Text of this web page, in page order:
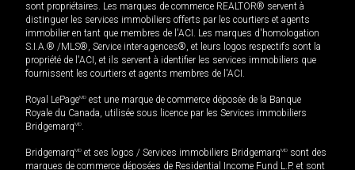
sont propriétaires. Les marques de commerce REALTOR® servent à
distinguer les services immobiliers offerts par les courtiers et agents
immobilier en tant que membres de l'ACI. Les marques d'homologation
S.I.A.® /MLS®, Service inter-agences®, et leurs logos respectifs sont la
propriété de l'ACI, et ils servent à identifier les services immobiliers que
fournissent les courtiers et agents membres de l'ACI.
Royal LePageMD est une marque de commerce déposée de la Banque
Royale du Canada, utilisée sous licence par les Services immobiliers
BridgemarqMD.
BridgemarqMD et ses logos / Services immobiliers BridgemarqMD sont des
marques de commerce déposées de Residential Income Fund L.P. et sont